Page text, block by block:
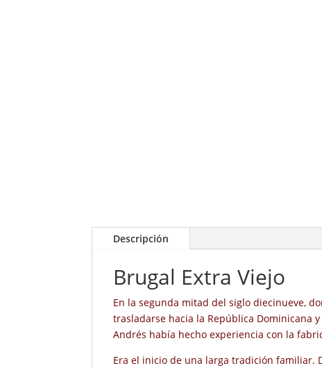
Descripción
Brugal Extra Viejo
En la segunda mitad del siglo diecinueve,
trasladarse hacia la República Dominicana
Andrés había hecho experiencia con la
Era el inicio de una larga tradición familiar.